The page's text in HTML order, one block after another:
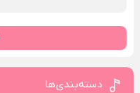
دسته‌بندی‌ها